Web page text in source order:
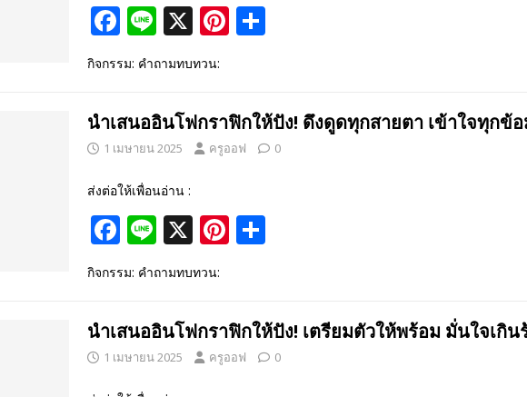
F
ac
e
b
o
o
k
Li
e
X Pi
e
st
e
กิจกรรม: คำถามทบทวน:
นำเสนออินโฟกราฟิกให้ปัง! ดึงดูดทุกสายตา เข้าใจทุกข้
1 เมษายน 2025 ครูออฟ 0
ส่งต่อให้เพื่อนอ่าน :
F
ac
e
b
o
o
Li
e
X Pi
e
st
e
กิจกรรม: คำถามทบทวน:
นำเสนออินโฟกราฟิกให้ปัง! เตรียมตัวให้พร้อม มั่นใจเกิน
1 เมษายน 2025 ครูออฟ 0